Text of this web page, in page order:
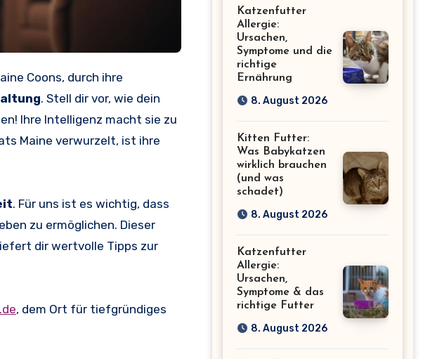
Coons, durch ihre
. Stell dir vor, wie dein
Ihre Intelligenz macht sie zu
Maine verwurzelt, ist ihre
. Für uns ist es wichtig, dass
zu ermöglichen. Dieser
dir wertvolle Tipps zur
, dem Ort für tiefgründiges
Katzenfutter
Allergie:
Ursachen,
Symptome und die
richtige
Ernährung
8. August 2026
Kitten Futter:
Was Babykatzen
wirklich brauchen
(und was
schadet)
8. August 2026
Katzenfutter
Allergie:
Ursachen,
Symptome & das
richtige Futter
8. August 2026